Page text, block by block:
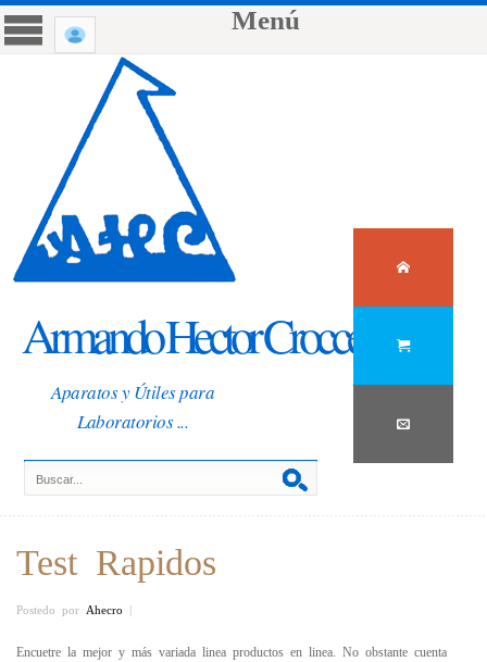
Armando Hector Crocce
Aparatos y Útiles para
Laboratorios ...
Menú
Test Rapidos
Postedo por Ahecro |
Encuetre la mejor y más variada linea productos en linea. No obstante cuenta